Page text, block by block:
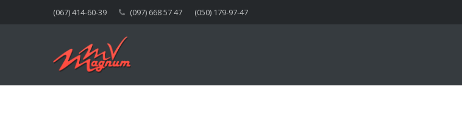
(067) 414-60-39 (097) 668 57 47 (050) 179-97-47